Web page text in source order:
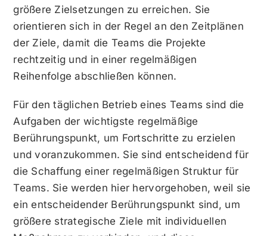
größere Zielsetzungen zu erreichen. Sie
orientieren sich in der Regel an den Zeitplänen
der Ziele, damit die Teams die Projekte
rechtzeitig und in einer regelmäßigen
Reihenfolge abschließen können.
Für den täglichen Betrieb eines Teams sind die
Aufgaben der wichtigste regelmäßige
Berührungspunkt, um Fortschritte zu erzielen
und voranzukommen. Sie sind entscheidend für
die Schaffung einer regelmäßigen Struktur für
Teams. Sie werden hier hervorgehoben, weil sie
ein entscheidender Berührungspunkt sind, um
größere strategische Ziele mit individuellen